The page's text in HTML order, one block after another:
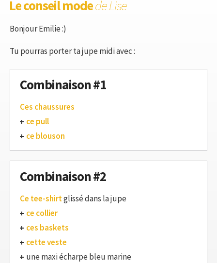
Le conseil modede Lise
Bonjour Emilie :)
Tu pourras porter ta jupe midi avec :
Combinaison #1
Ces chaussures
ce pull
ce blouson
Combinaison #2
Ce tee-shirtglissé dans la jupe
ce collier
ces baskets
cette veste
une maxi écharpe bleu marine